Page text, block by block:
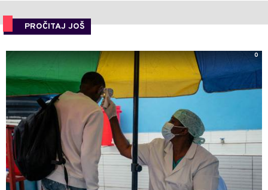
PROČITAJ JOŠ
0